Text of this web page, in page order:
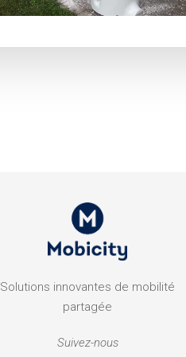
Solutions innovantes de mobilité
partagée
Suivez-nous